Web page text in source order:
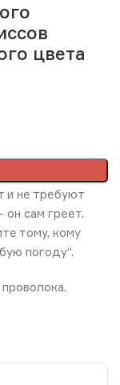
цвета
и не требуют
сам греет.
тому, кому
погоду“.